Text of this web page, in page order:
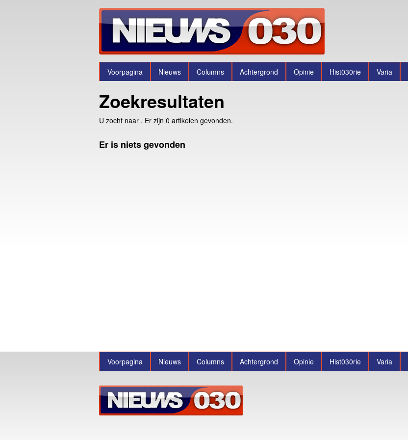
Voorpagina Nieuws Columns Achtergrond Opinie Hist030rie Varia
Zoekresultaten
U zocht naar . Er zijn 0 artikelen gevonden.
Er is niets gevonden
Voorpagina Nieuws Columns Achtergrond Opinie Hist030rie Varia